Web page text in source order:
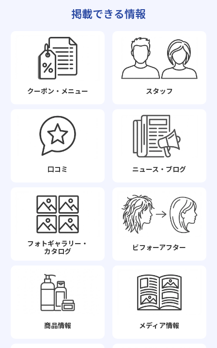
掲載できる情報
クーポン・メニュー スタッフ
口コミ ニュース・ブログ
フォトギャラリー・
カタログ
ビフォーアフター
商品情報 メディア情報